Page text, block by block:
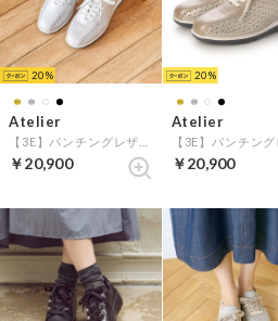
20
Atelier
￥20,900
20
Atelier
￥20,900